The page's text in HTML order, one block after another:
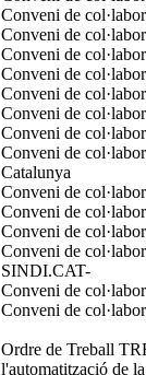
Conveni de
Conveni de
Conveni de
Conveni de
Conveni de
Conveni de
Conveni de
Conveni de
Catalunya
Conveni de
Conveni de
Conveni de
Conveni de
SINDI.CAT-
Conveni de
Conveni de
Ordre de Treball
l'automatització de